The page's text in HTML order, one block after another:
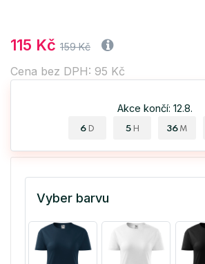
115 Kč 159 Kč
Cena bez DPH: 95 Kč
Akce končí: 12.8.
6 D 5 H 36 M
Vyber barvu